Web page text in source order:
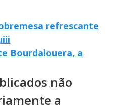
refrescante
Bourdalouera, a
não
a